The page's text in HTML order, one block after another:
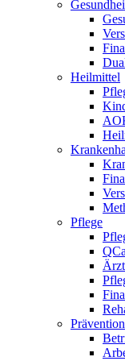
Heilmittel
Pflege
Prävention